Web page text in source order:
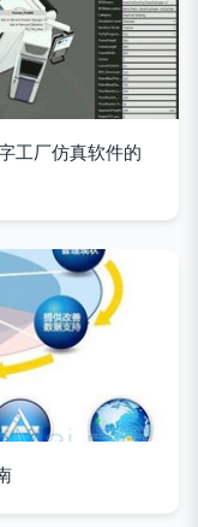
工厂仿真软件的